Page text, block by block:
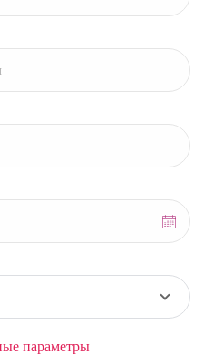
параметры